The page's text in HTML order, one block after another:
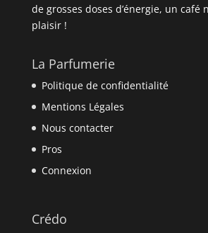
de grosses doses d’énergie, un café
plaisir !
La Parfumerie
Politique de confidentialité
Mentions Légales
Nous contacter
Pros
Connexion
Crédo